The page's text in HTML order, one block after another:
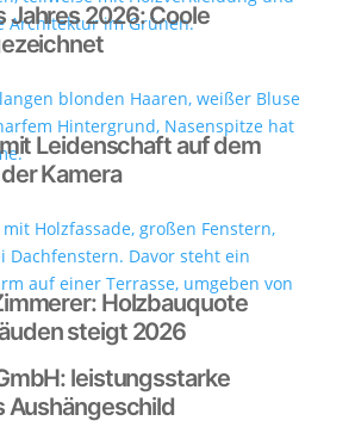
Jahres 2026: Coole
Leidenschaft auf dem
Kamera
Holzbauquote
steigt 2026
leistungsstarke
Aushängeschild